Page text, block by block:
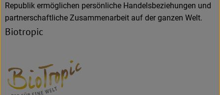
Republik ermöglichen persönliche Handelsbeziehungen und
partnerschaftliche Zusammenarbeit auf der ganzen Welt.
Biotropic